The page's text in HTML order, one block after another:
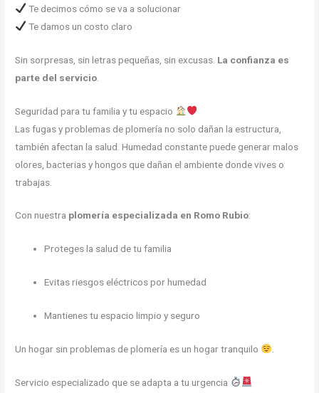
Te decimos cómo se va a solucionar
Te damos un costo claro
Sin sorpresas, sin letras pequeñas, sin excusas. La confianza es
parte del servicio
Seguridad para tu familia y tu espacio
Las fugas y problemas de plomería no solo dañan la estructura,
también afectan la salud. Humedad constante puede generar malos
olores, bacterias y hongos que dañan el ambiente donde vives o
trabajas.
Con nuestra plomería especializada en Romo Rubio:
Proteges la salud de tu familia
Evitas riesgos eléctricos por humedad
Mantienes tu espacio limpio y seguro
Un hogar sin problemas de plomería es un hogar tranquilo
Servicio especializado que se adapta a tu urgencia